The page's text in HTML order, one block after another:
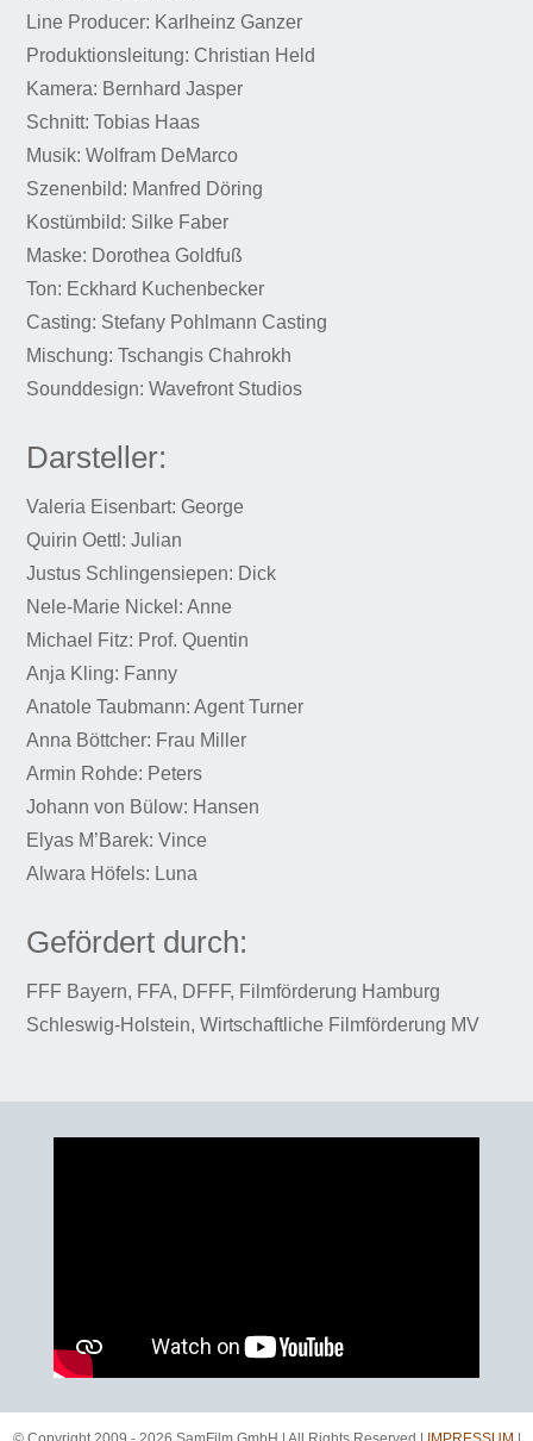
Line Producer: Karlheinz Ganzer
Produktionsleitung: Christian Held
Kamera: Bernhard Jasper
Schnitt: Tobias Haas
Musik: Wolfram DeMarco
Szenenbild: Manfred Döring
Kostümbild: Silke Faber
Maske: Dorothea Goldfuß
Ton: Eckhard Kuchenbecker
Casting: Stefany Pohlmann Casting
Mischung: Tschangis Chahrokh
Sounddesign: Wavefront Studios
Darsteller:
Valeria Eisenbart: George
Quirin Oettl: Julian
Justus Schlingensiepen: Dick
Nele-Marie Nickel: Anne
Michael Fitz: Prof. Quentin
Anja Kling: Fanny
Anatole Taubmann: Agent Turner
Anna Böttcher: Frau Miller
Armin Rohde: Peters
Johann von Bülow: Hansen
Elyas M’Barek: Vince
Alwara Höfels: Luna
Gefördert durch:
FFF Bayern, FFA, DFFF, Filmförderung Hamburg
Schleswig-Holstein, Wirtschaftliche Filmförderung MV